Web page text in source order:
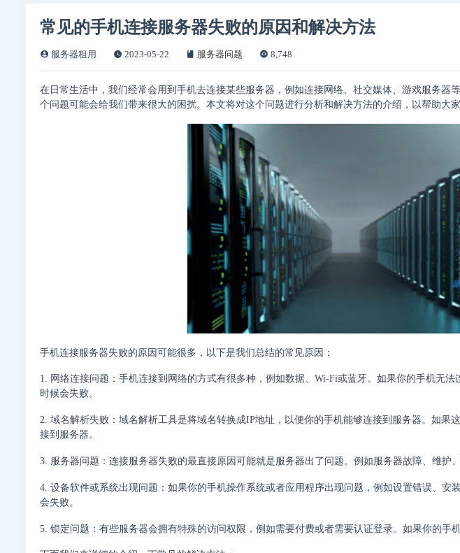
常见的手机连接服务器失败的原因和解决方法
服务器租用 2023-05-22 服务器问题 8,748
在日常生活中，我们经常会用到手机去连接某些服务器，例如连接网络、社交媒体、游戏服务器
个问题可能会给我们带来很大的困扰。本文将对这个问题进行分析和解决方法的介绍，以帮助大
手机连接服务器失败的原因可能很多，以下是我们总结的常见原因：
1. 网络连接问题：手机连接到网络的方式有很多种，例如数据、Wi-Fi或蓝牙。如果你的手机无
时候会失败。
2. 域名解析失败：域名解析工具是将域名转换成IP地址，以便你的手机能够连接到服务器。如果
接到服务器。
3. 服务器问题：连接服务器失败的最直接原因可能就是服务器出了问题。例如服务器故障、维护
4. 设备软件或系统出现问题：如果你的手机操作系统或者应用程序出现问题，例如设置错误、安
会失败。
5. 锁定问题：有些服务器会拥有特殊的访问权限，例如需要付费或者需要认证登录。如果你的手